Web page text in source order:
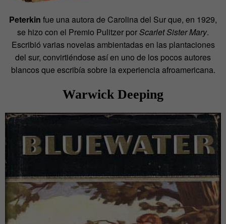
Peterkin fue una autora de Carolina del Sur que, en 1929,
se hizo con el Premio Pulitzer porScarlet Sister Mary.
Escribió varias novelas ambientadas en las plantaciones
del sur, convirtiéndose así en uno de los pocos autores
blancos que escribía sobre la experiencia afroamericana.
Warwick Deeping